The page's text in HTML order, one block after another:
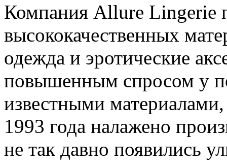
Компания Allure Lingerie
высококачественных
одежда и эротические
повышенным спросом у
известными
1993 года налажено
не так давно появились